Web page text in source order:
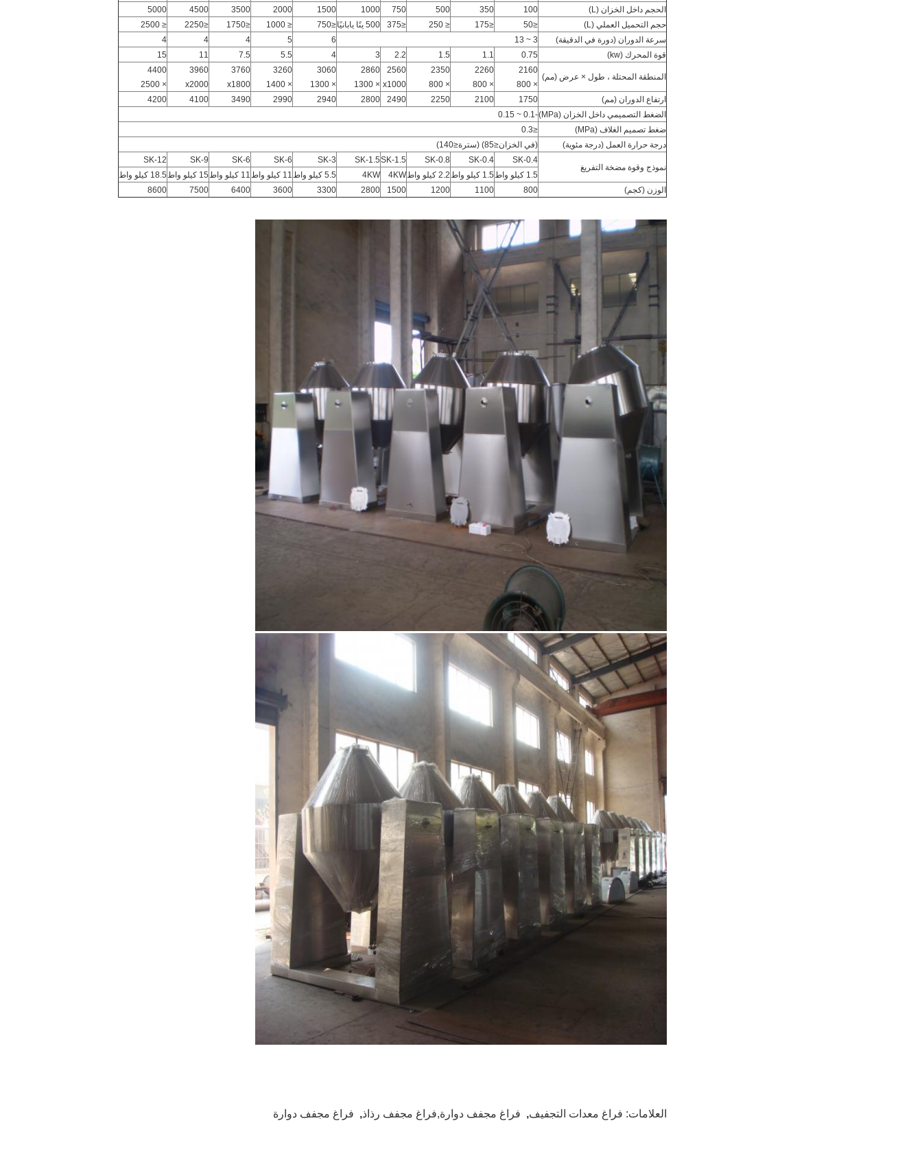
الحجم داخل الخزان (L)
100
350
500
750
1000
1500
2000
3500
4500
5000
حجم التحميل العملي (L)
≤50
≤175
≤ 250
≤375 500 ينًا يابانيًا ≤750
≤ 1000
≤1750
≤2250
≤ 2500
سرعة الدوران (دورة في الدقيقة)
3 ~ 13
6
5
4
4
4
قوة المحرك (kw)
0.75
1.1
1.5
2.2
3
4
5.5
7.5
11
15
المنطقة المحتلة ، طول × عرض (مم)
2160
× 800
2260
× 800
2350
× 800
2560
x1000
2860
× 1300
3060
× 1300
3260
× 1400
3760
x1800
3960
x2000
4400
× 2500
ارتفاع الدوران (مم)
1750
2100
2250
2490
2800
2940
2990
3490
4100
4200
الضغط التصميمي داخل الخزان (MPa)
-0.1 ~ 0.15
ضغط تصميم الغلاف (MPa)
≤0.3
درجة حرارة العمل (درجة مئوية)
(في الخزان≤85) (سترة≤140)
نموذج وقوة مضخة التفريغ
SK-0.4
SK-0.4
SK-0.8
SK-1.5
SK-1.5
SK-3
SK-6
SK-6
SK-9
SK-12
1.5 كيلو واط
1.5 كيلو واط 2.2 كيلو واط 4KW
4KW 5.5 كيلو واط 11 كيلو واط 11 كيلو واط 15 كيلو واط
18.5 كيلو واط
الوزن (كجم)
800
1100
1200
1500
2800
3300
3600
6400
7500
8600
العلامات: فراغ معدات التجفيف, فراغ مجفف دوارة,فراغ مجفف رذاذ, فراغ مجفف دوارة